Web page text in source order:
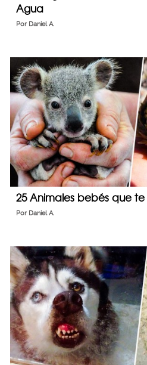
Agua
Por Daniel A.
25 Animales bebés que
Por Daniel A.